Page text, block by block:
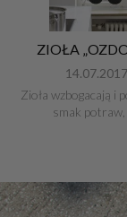
ZIOŁA
Zioła wzbogacają i
smak potraw,